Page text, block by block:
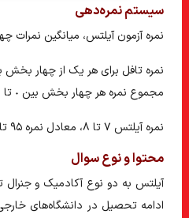
سیستم نمره‌دهی
نمره آزمون آیلتس، میانگین نمرات چهار
مجموع نمره هر چهار بخش بین ٠ تا ١٢٠ به دست می‌آید.
نمره آیلتس ٧ تا ٨، معادل نمره ٩۵ تا ١٢٠ تافل است.
محتوا و نوع سوال
آیلتس به دو نوع آکادمیک و
ادامه تحصیل در دانشگاه‌های خارجی